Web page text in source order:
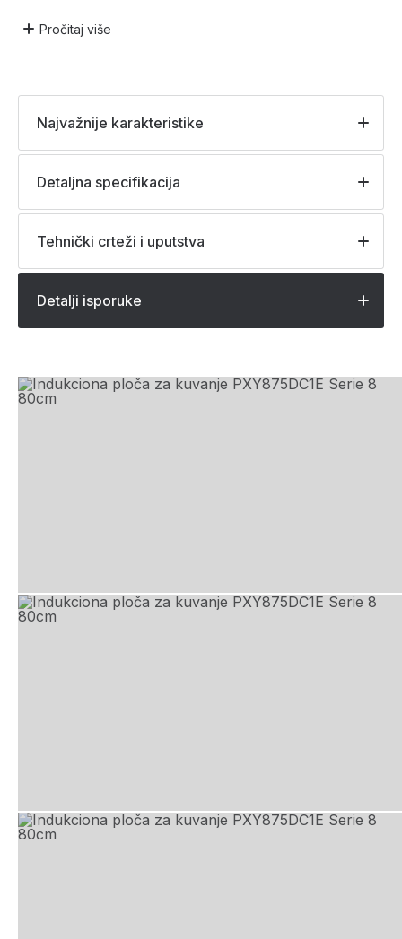
Pročitaj više
Najvažnije karakteristike
Detaljna specifikacija
Tehnički crteži i uputstva
Detalji isporuke